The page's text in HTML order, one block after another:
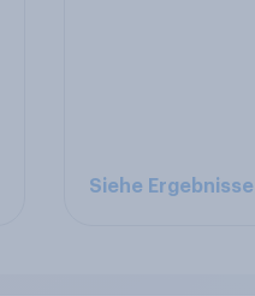
Siehe Ergebnisse